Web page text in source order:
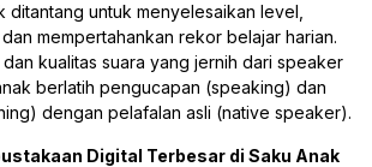
ditantang untuk menyelesaikan level,
mempertahankan rekor belajar harian.
dan kualitas suara yang jernih dari speaker
berlatih pengucapan (speaking) dan
dengan pelafalan asli (native speaker).
Digital Terbesar di Saku Anak